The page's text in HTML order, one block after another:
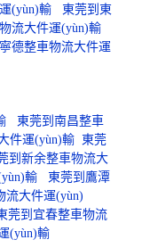
(yùn)輸
東莞到東
流大件運(yùn)輸
德整車物流大件運
東莞到南昌整車
件運(yùn)輸
東莞
到新余整車物流大
輸
東莞到鷹潭
流大件運(yùn)
莞到宜春整車物流
(yùn)輸